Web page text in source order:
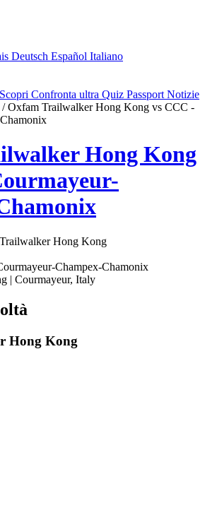
Deutsch Español Italiano
Scopri Confronta ultra Quiz Passport Notizie
/ Oxfam Trailwalker Hong Kong vs CCC -
Hong Kong
Hong Kong
Champex-Chamonix
| Courmayeur, Italy
Hong Kong